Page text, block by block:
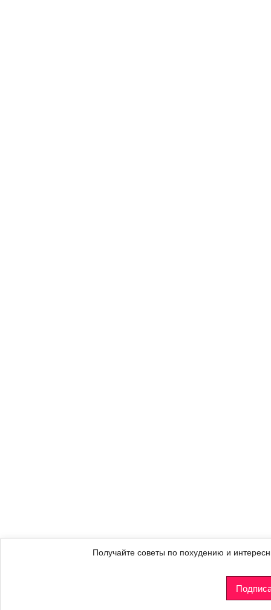
Получайте советы по похудению и